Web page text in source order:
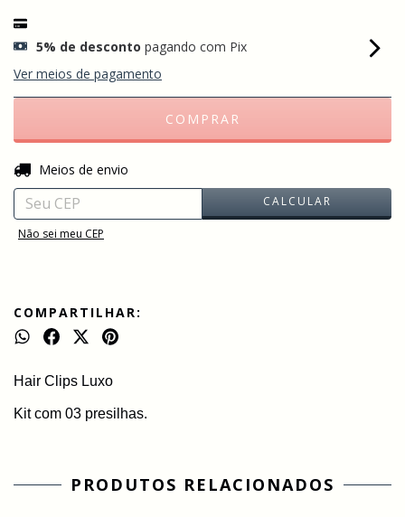
5% de desconto pagando com Pix
Ver meios de pagamento
Entregas para o CEP:
Meios de envio
CALCULAR
Não sei meu CEP
COMPARTILHAR:
Hair Clips Luxo
Kit com 03 presilhas.
PRODUTOS RELACIONADOS